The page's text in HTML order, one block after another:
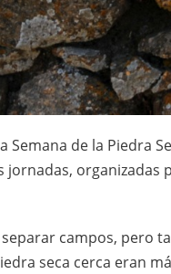
Semana de la Piedra
campos,
seca cerca eran